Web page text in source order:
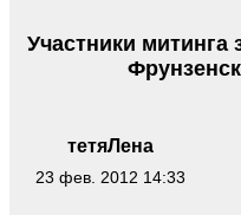
тетяЛена
23 фев. 2012 14:33
Участники митинга